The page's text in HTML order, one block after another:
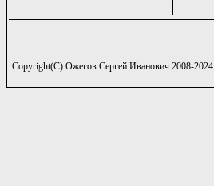
Copyright(C) Ожегов Сергей Иванович 2008-2024